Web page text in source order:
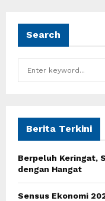
Search
f
r
Berita Terkini
Berpeluh Keringat,
dengan Hangat
Sensus Ekonomi